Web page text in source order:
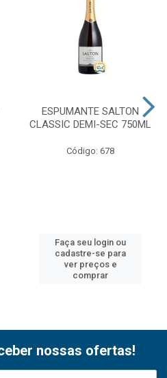
ESPUMANTE SALTON
CLASSIC DEMI-SEC 750ML
Código: 678
Faça seu login ou
cadastre-se para
ver preços e
comprar
nossas ofertas!